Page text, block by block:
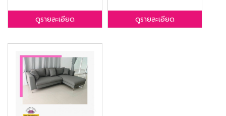
ดูรายละเอียด ดูรายละเอียด